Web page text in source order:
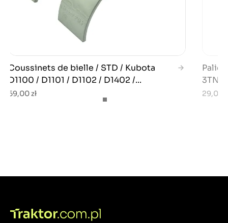
Coussinets de bielle / STD / Kubota
D1100 / D1101 / D1102 / D1402 /...
69,00 zł 29,00